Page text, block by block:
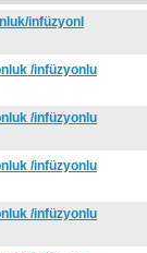
infüzyonl
/infüzyonlu
/infüzyonlu
/infüzyonlu
/infüzyonlu